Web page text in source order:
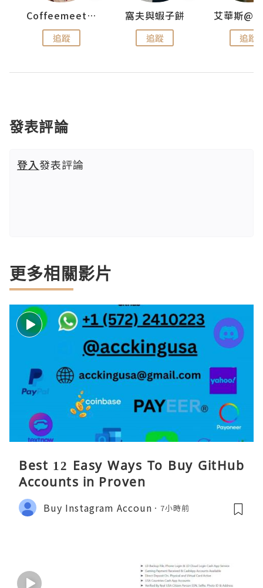
Coffeemeetjojo
追蹤
窩夫與蝦子餅
追蹤 追蹤
發表評論
登入發表評論
更多相關影片
Best 12 Easy Ways To Buy GitHub
Accounts in Proven
Buy Instagram Accoun 7小時前